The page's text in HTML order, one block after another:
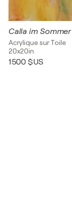
Calla im Sommer
Acrylique sur Toile
20x20in
1 500 $US